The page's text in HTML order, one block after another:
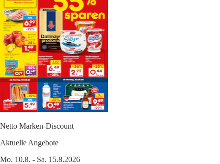
Netto Marken-Discount
Aktuelle Angebote
Mo. 10.8. - Sa. 15.8.2026